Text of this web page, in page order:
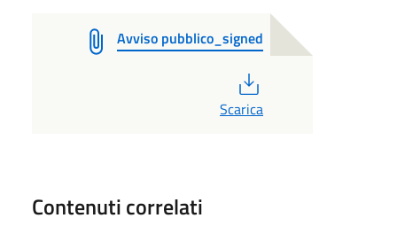
Avviso pubblico_signed
Scarica
Contenuti correlati